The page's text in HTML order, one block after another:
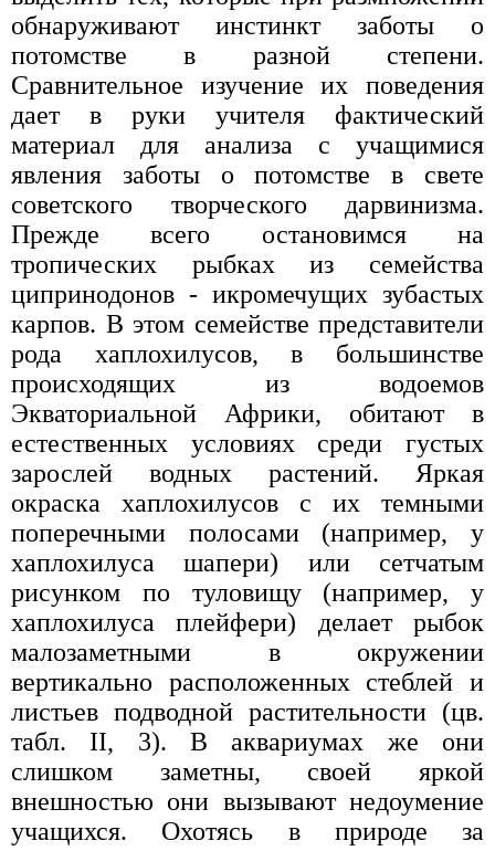
обнаруживают инстинкт заботы о
потомстве в разной степени.
Сравнительное изучение их поведения
дает в руки учителя фактический
материал для анализа с учащимися
явления заботы о потомстве в свете
советского творческого дарвинизма.
Прежде всего остановимся на
тропических рыбках из семейства
ципринодонов - икромечущих зубастых
карпов. В этом семействе представители
рода хаплохилусов, в большинстве
происходящих из водоемов
Экваториальной Африки, обитают в
естественных условиях среди густых
зарослей водных растений. Яркая
окраска хаплохилусов с их темными
поперечными полосами (например, у
хаплохилуса шапери) или сетчатым
рисунком по туловищу (например, у
хаплохилуса плейфери) делает рыбок
малозаметными в окружении
вертикально расположенных стеблей и
листьев подводной растительности (цв.
табл. II, 3). В аквариумах же они
слишком заметны, своей яркой
внешностью они вызывают недоумение
учащихся. Охотясь в природе за